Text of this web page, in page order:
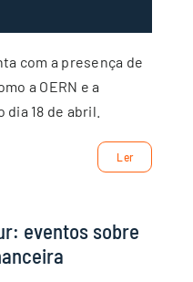
com a presença de
a OERN e a
dia 18 de abril.
Ler
eventos sobre